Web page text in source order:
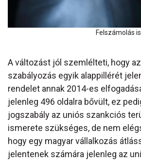
Felszámolás
A változást jól szemlélteti, hogy
szabályozás egyik alappillérét
rendelet annak 2014-es
jelenleg 496 oldalra bővült, ez
jogszabály az uniós szankciós
ismerete szükséges, de nem
hogy egy magyar vállalkozás
jelentenek számára jelenleg az